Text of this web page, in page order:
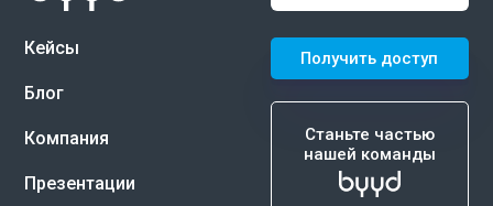
Кейсы
Блог
Компания
Презентации
Получить доступ
Станьте частью
нашей команды